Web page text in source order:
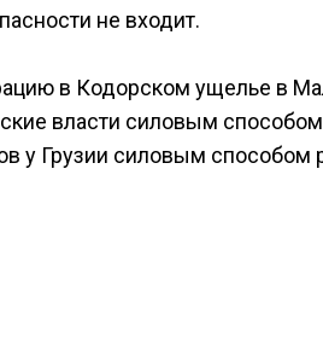
не входит.
в Кодорском ущелье в
власти силовым
у Грузии силовым способом